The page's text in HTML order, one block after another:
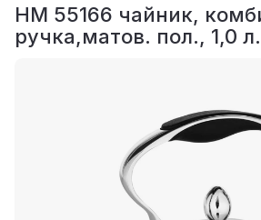
НМ 55166 чайник,
ручка,матов. пол., 1,0